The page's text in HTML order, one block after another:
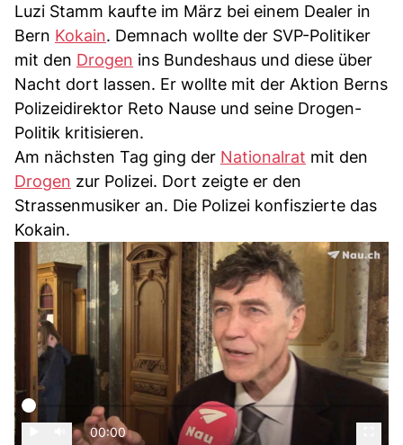
Luzi Stamm kaufte im März bei einem Dealer in
Bern Kokain. Demnach wollte der SVP-Politiker
mit den Drogen ins Bundeshaus und diese über
Nacht dort lassen. Er wollte mit der Aktion Berns
Polizeidirektor Reto Nause und seine Drogen-
Politik kritisieren.
Am nächsten Tag ging der Nationalrat mit den
Drogen zur Polizei. Dort zeigte er den
Strassenmusiker an. Die Polizei konfiszierte das
Kokain.
00:00